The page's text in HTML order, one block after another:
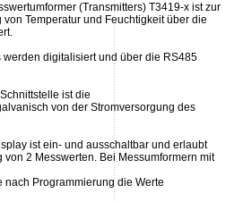
(Transmitters) T3419-x ist zur
Temperatur und Feuchtigkeit über die
werden digitalisiert und über die RS485
ist die
von der Stromversorgung des
ist ein- und ausschaltbar und erlaubt
2 Messwerten. Bei Messumformern mit
nach Programmierung die Werte